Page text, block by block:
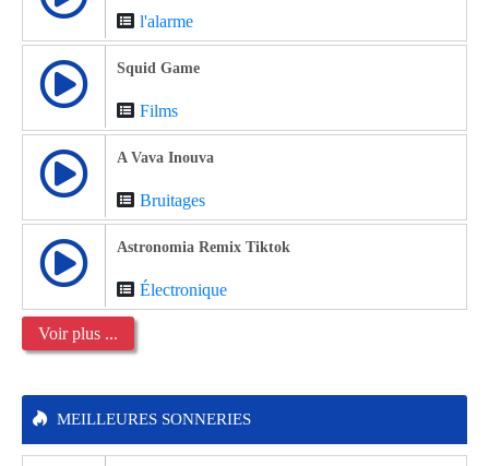
l'alarme
Squid Game
Films
A Vava Inouva
Bruitages
Astronomia Remix Tiktok
Électronique
Voir plus ...
MEILLEURES SONNERIES